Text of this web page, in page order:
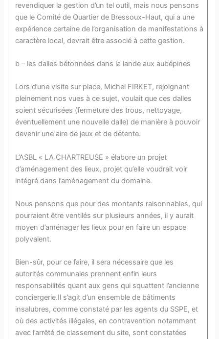
revendiquer la gestion d’un tel outil, mais nous pensons
que le Comité de Quartier de Bressoux-Haut, qui a une
expérience certaine de l’organisation de manifestations à
caractère local, devrait être associé à cette gestion.
b – les dalles bétonnées dans la lande aux aubépines
Lors d’une visite sur place, Michel FIRKET, rejoignant
pleinement nos vues à ce sujet, voulait que ces dalles
soient sécurisées (fermeture des trous, nettoyage,
éventuellement une nouvelle dalle) de manière à pouvoir
devenir une aire de jeux et de détente.
L’ASBL « LA CHARTREUSE » élabore un projet
d’aménagement des lieux, projet qu’elle voudrait voir
intégré dans l’aménagement du domaine.
Nous pensons que pour des montants raisonnables, qui
pourraient être ventilés sur plusieurs années, il y aurait
moyen d’aménager les lieux pour en faire un espace
polyvalent.
Bien-sûr, pour ce faire, il sera nécessaire que les
autorités communales prennent enfin leurs
responsabilités quant aux gens qui squattent l’ancienne
conciergerie.Il s’agit d’un ensemble de bâtiments
insalubres, comme constaté par les agents du SSPE, et
où des activités illégales, en contravention notamment
avec l’arrêté de classement du site, sont constatées